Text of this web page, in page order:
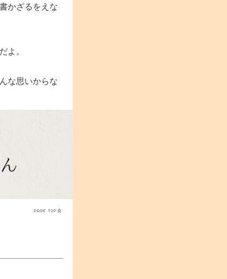
かざるをえな
よ。
な思いからな